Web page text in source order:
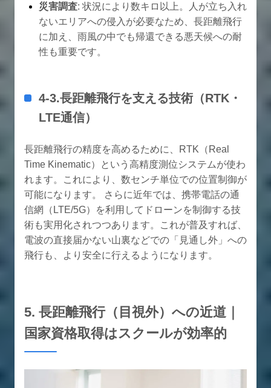
災害調査: 状況により数キロ以上。人が立ち入れ
ないエリアへの侵入が必要なため、長距離飛行
に加え、雨風の中でも帰還できる悪天候への耐
性も重要です。
4-3.長距離飛行を支える技術（RTK・
LTE通信）
長距離飛行の精度を高めるために、RTK（Real
Time Kinematic）という高精度測位システムが使わ
れます。これにより、数センチ単位での位置制御が
可能になります。 さらに近年では、携帯電話の通
信網（LTE/5G）を利用してドローンを制御する技
術も実用化されつつあります。これが普及すれば、
電波の直接届かない山裏などでの「見通し外」への
飛行も、より安全に行えるようになります。
5. 長距離飛行（目視外）への近道｜
国家資格取得はスクールが効率的